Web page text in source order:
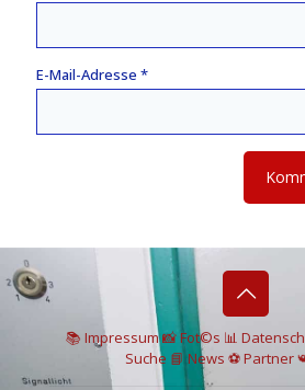
E-Mail-Adresse *
📚 Impressum📸Fot©s 📊
Suche 📘 News ⚽Partner